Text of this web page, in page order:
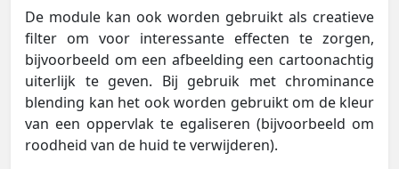
De module kan ook worden gebruikt als creatieve
filter om voor interessante effecten te zorgen,
bijvoorbeeld om een afbeelding een cartoonachtig
uiterlijk te geven. Bij gebruik met chrominance
blending kan het ook worden gebruikt om de kleur
van een oppervlak te egaliseren (bijvoorbeeld om
roodheid van de huid te verwijderen).